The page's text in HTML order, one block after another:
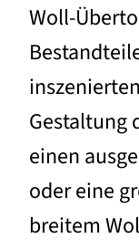
Woll-
Gestaltung
einen
oder eine
breitem